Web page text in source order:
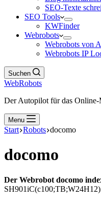
SEO-Texte
SEO Tools
KWFinder
Webrobots
Webrobots von
Webrobots IP
Suchen
WebRobots
Der Autopilot für das
Menu
Start Robots docomo
docomo
Der Webrobot docomo